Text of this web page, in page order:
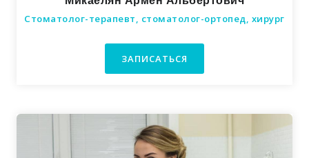
Стоматолог-терапевт, стоматолог-ортопед, хирург
ЗАПИСАТЬСЯ